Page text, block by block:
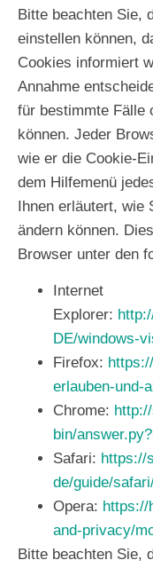
Bitte beachten Sie,
einstellen können,
Cookies informiert
Annahme
für bestimmte Fälle
können. Jeder
wie er die Cookie-
dem Hilfemenü
Ihnen erläutert, wie
ändern können.
Browser unter den
Internet
Explorer:
DE/windows-
Firefox:
erlauben-und-
Chrome:
bin/
Safari: https://
de/guide/
Opera: https://
and-privacy/
Bitte beachten Sie,